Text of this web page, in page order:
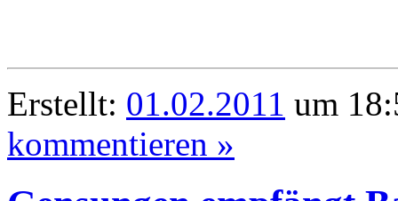
Erstellt: 01.02.2011 um
kommentieren »